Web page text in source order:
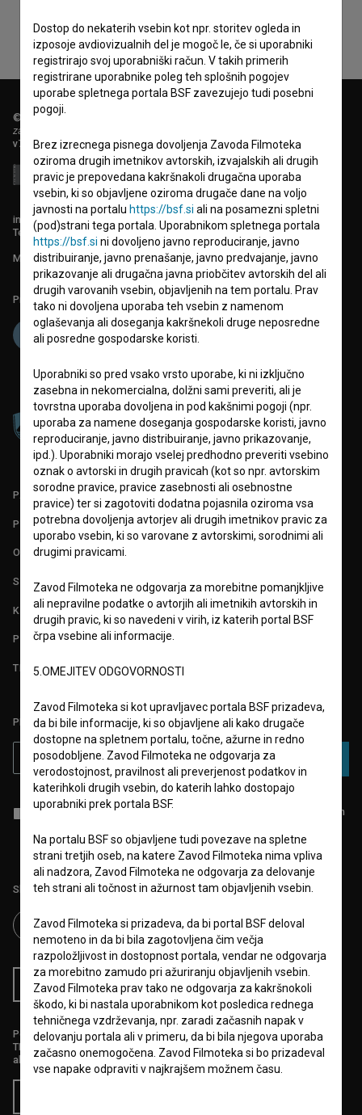
© 2018-2026, Filmoteka,
zavod za širjenje filmske kulture
v7.151.0
info@filmoteka.si
Tehnična pomoč: podpora@bsf.si
Mednarodna številka ISSN 2670-787X
Projekt sofinancira:
PARTNERJI
POGOJI UPORABE
O PROJEKTU
STATISTIKA
KONTAKT
POGOSTA VPRAŠANJA
TEST FUNKCIONALNOSTI
PRIJAVITE SE NA BSF NOVIČNIK:
PRIJAVA
Sprejemam splošne pogoje in dajem
za zbiranje, hrambo in
Sledite nam na:
RSS novice RSS dogodki
Podprite nas z donacijo na
TRR: SI56 6100 0001 5706 684,
ali s kreditno kartico:
Dostop do nekaterih vsebin kot npr. storitev ogleda in
izposoje avdiovizualnih del je mogoč le, če si uporabniki
registrirajo svoj uporabniški račun. V takih primerih
registrirane uporabnike poleg teh splošnih pogojev
uporabe spletnega portala BSF zavezujejo tudi posebni
pogoji.
Brez izrecnega pisnega dovoljenja Zavoda Filmoteka
oziroma drugih imetnikov avtorskih, izvajalskih ali drugih
pravic je prepovedana kakršnakoli drugačna uporaba
vsebin, ki so objavljene oziroma drugače dane na voljo
javnosti na portalu https://bsf.si ali na posamezni spletni
(pod)strani tega portala. Uporabnikom spletnega portala
https://bsf.si ni dovoljeno javno reproduciranje, javno
distribuiranje, javno prenašanje, javno predvajanje, javno
prikazovanje ali drugačna javna priobčitev avtorskih del ali
drugih varovanih vsebin, objavljenih na tem portalu. Prav
tako ni dovoljena uporaba teh vsebin z namenom
oglaševanja ali doseganja kakršnekoli druge neposredne
ali posredne gospodarske koristi.
Uporabniki so pred vsako vrsto uporabe, ki ni izključno
zasebna in nekomercialna, dolžni sami preveriti, ali je
tovrstna uporaba dovoljena in pod kakšnimi pogoji (npr.
uporaba za namene doseganja gospodarske koristi, javno
reproduciranje, javno distribuiranje, javno prikazovanje,
ipd.). Uporabniki morajo vselej predhodno preveriti vsebino
oznak o avtorski in drugih pravicah (kot so npr. avtorskim
sorodne pravice, pravice zasebnosti ali osebnostne
pravice) ter si zagotoviti dodatna pojasnila oziroma vsa
potrebna dovoljenja avtorjev ali drugih imetnikov pravic za
uporabo vsebin, ki so varovane z avtorskimi, sorodnimi ali
drugimi pravicami.
Zavod Filmoteka ne odgovarja za morebitne pomanjkljive
ali nepravilne podatke o avtorjih ali imetnikih avtorskih in
drugih pravic, ki so navedeni v virih, iz katerih portal BSF
črpa vsebine ali informacije.
5.OMEJITEV ODGOVORNOSTI
Zavod Filmoteka si kot upravljavec portala BSF prizadeva,
da bi bile informacije, ki so objavljene ali kako drugače
dostopne na spletnem portalu, točne, ažurne in redno
posodobljene. Zavod Filmoteka ne odgovarja za
verodostojnost, pravilnost ali preverjenost podatkov in
katerihkoli drugih vsebin, do katerih lahko dostopajo
uporabniki prek portala BSF.
Na portalu BSF so objavljene tudi povezave na spletne
strani tretjih oseb, na katere Zavod Filmoteka nima vpliva
ali nadzora, Zavod Filmoteka ne odgovarja za delovanje
teh strani ali točnost in ažurnost tam objavljenih vsebin.
Zavod Filmoteka si prizadeva, da bi portal BSF deloval
nemoteno in da bi bila zagotovljena čim večja
razpoložljivost in dostopnost portala, vendar ne odgovarja
za morebitno zamudo pri ažuriranju objavljenih vsebin.
Zavod Filmoteka prav tako ne odgovarja za kakršnokoli
škodo, ki bi nastala uporabnikom kot posledica rednega
tehničnega vzdrževanja, npr. zaradi začasnih napak v
delovanju portala ali v primeru, da bi bila njegova uporaba
začasno onemogočena. Zavod Filmoteka si bo prizadeval
vse napake odpraviti v najkrajšem možnem času.